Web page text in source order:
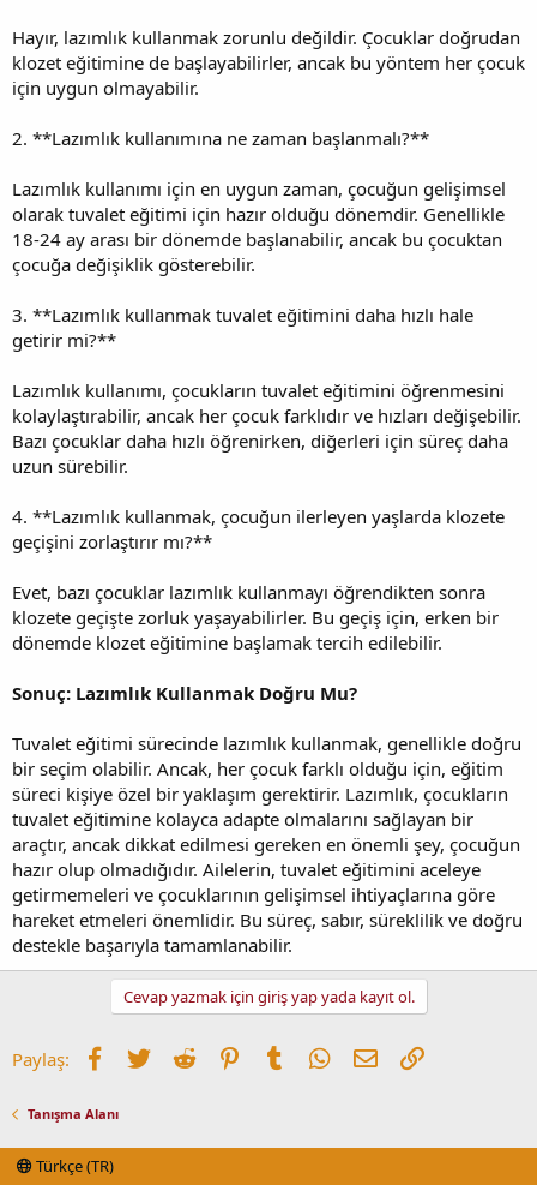
Hayır, lazımlık kullanmak zorunlu değildir. Çocuklar doğrudan
klozet eğitimine de başlayabilirler, ancak bu yöntem her çocuk
için uygun olmayabilir.
2. **Lazımlık kullanımına ne zaman başlanmalı?**
Lazımlık kullanımı için en uygun zaman, çocuğun gelişimsel
olarak tuvalet eğitimi için hazır olduğu dönemdir. Genellikle
18-24 ay arası bir dönemde başlanabilir, ancak bu çocuktan
çocuğa değişiklik gösterebilir.
3. **Lazımlık kullanmak tuvalet eğitimini daha hızlı hale
getirir mi?**
Lazımlık kullanımı, çocukların tuvalet eğitimini öğrenmesini
kolaylaştırabilir, ancak her çocuk farklıdır ve hızları değişebilir.
Bazı çocuklar daha hızlı öğrenirken, diğerleri için süreç daha
uzun sürebilir.
4. **Lazımlık kullanmak, çocuğun ilerleyen yaşlarda klozete
geçişini zorlaştırır mı?**
Evet, bazı çocuklar lazımlık kullanmayı öğrendikten sonra
klozete geçişte zorluk yaşayabilirler. Bu geçiş için, erken bir
dönemde klozet eğitimine başlamak tercih edilebilir.
Sonuç: Lazımlık Kullanmak Doğru Mu?
Tuvalet eğitimi sürecinde lazımlık kullanmak, genellikle doğru
bir seçim olabilir. Ancak, her çocuk farklı olduğu için, eğitim
süreci kişiye özel bir yaklaşım gerektirir. Lazımlık, çocukların
tuvalet eğitimine kolayca adapte olmalarını sağlayan bir
araçtır, ancak dikkat edilmesi gereken en önemli şey, çocuğun
hazır olup olmadığıdır. Ailelerin, tuvalet eğitimini aceleye
getirmemeleri ve çocuklarının gelişimsel ihtiyaçlarına göre
hareket etmeleri önemlidir. Bu süreç, sabır, süreklilik ve doğru
destekle başarıyla tamamlanabilir.
Cevap yazmak için giriş yap yada kayıt ol.
Paylaş: Facebook
TwitterReddit PinterestTumblrWhatsApp
E-postaLink
Tanışma Alanı
Türkçe (TR)